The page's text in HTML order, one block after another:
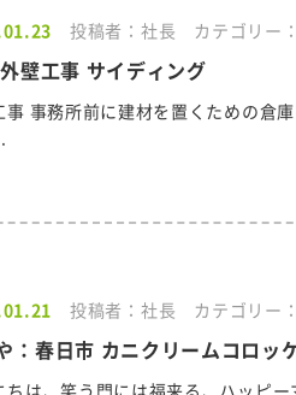
投稿者：社長 カテゴリー
壁工事 サイディング
事 事務所前に建材を置くための倉
投稿者：社長 カテゴリー
：春日市 カニクリームコロッ
ちは、笑う門には福来る、ハッピ